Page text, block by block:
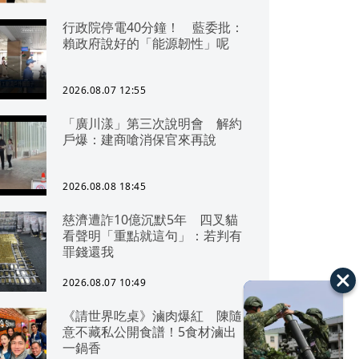
行政院停電40分鐘！ 藍委批：
賴政府說好的「能源韌性」呢
2026.08.07 12:55
「廣川漾」第三次說明會 解約
戶爆：建商嗆消保官來再說
2026.08.08 18:45
慈濟遭詐10億沉默5年 四叉貓
看聲明「重點就這句」：若判有
罪錢還我
2026.08.07 10:49
《請世界吃桌》滷肉爆紅 陳隨
意不藏私公開食譜！5食材滷出
一鍋香